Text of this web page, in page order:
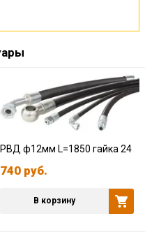
РВД ф12мм L=1850 гайка 24
740 руб.
В корзину